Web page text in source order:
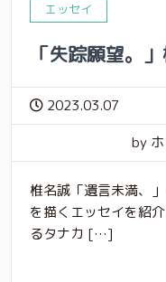
エッセイ
「失踪願望。
2023.03.07
by
椎名誠「遺言未満、
を描くエッセイを紹
るタナカ […]